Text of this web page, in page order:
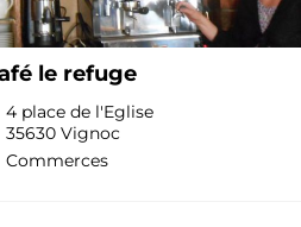
le refuge
4 place de l'Eglise
35630 Vignoc
Commerces